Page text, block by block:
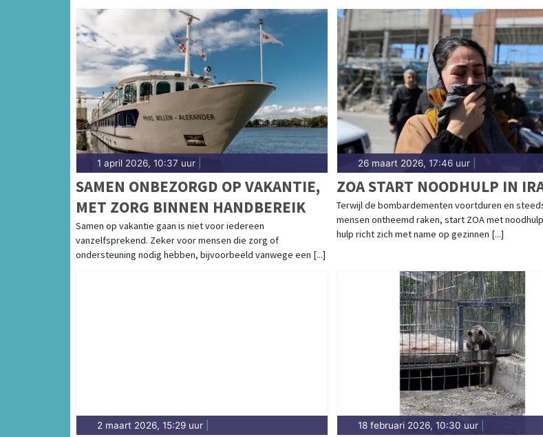
1 april 2026, 10:37 uur
SAMEN ONBEZORGD OP VAKANTIE,
MET ZORG BINNEN HANDBEREIK
Samen op vakantie gaan is niet voor iedereen
vanzelfsprekend. Zeker voor mensen die zorg of
ondersteuning nodig hebben, bijvoorbeeld vanwege een [...]
26 maart 2026, 17:46 uur|
ZOA START NOODHULP IN
Terwijl de bombardementen voortduren en
mensen ontheemd raken, start ZOA met
hulp richt zich met name op gezinnen [...]
2 maart 2026, 15:29 uur 18 februari 2026, 10:30 uur|